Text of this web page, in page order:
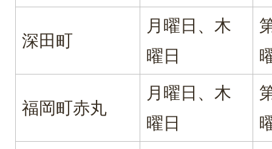
深田町
月曜日、木
曜日
福岡町赤丸
月曜日、木
曜日